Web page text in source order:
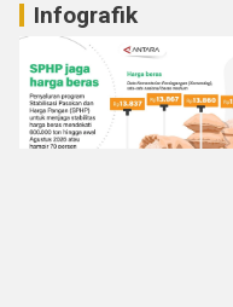
Infografik